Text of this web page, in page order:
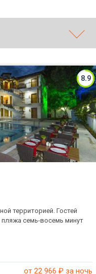
8.9
территорией. Гостей
семь-восемь минут
от 22 966 ₽ за ночь